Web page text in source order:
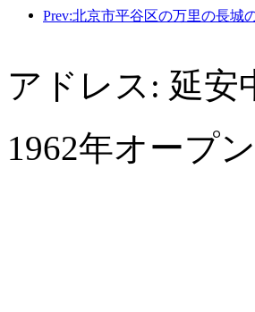
アドレス: 延安
1962年オープ